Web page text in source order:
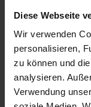
Diese Webseite
Wir verwenden
personalisieren,
zu können und
analysieren.
Verwendung
Speciale
Holland
De TOP 10